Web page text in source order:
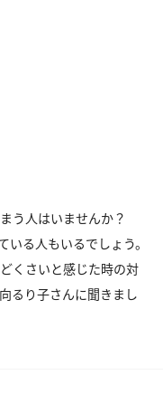
う人はいませんか？
いる人もいるでしょう。
くさいと感じた時の対
るり子さんに聞きまし